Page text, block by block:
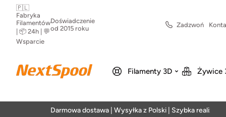
🇵🇱
Fabryka
Filamentów
| 📦 24h | 💬
Wsparcie
Doświadczenie
od 2015 roku
Zadzwoń
Filamenty 3D Żywice
Darmowa dostawa | Wysyłka z Polski | Szybka realizacja w 24h